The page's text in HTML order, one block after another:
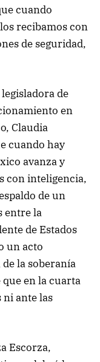
cuando
recibamos con
de seguridad,
de
en
Claudia
cuando hay
avanza y
con inteligencia,
de un
entre la
de Estados
un acto
la soberanía
en la cuarta
ante las
Escorza,